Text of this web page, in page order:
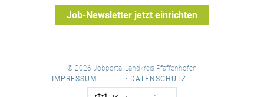
Job-Newsletter jetzt einrichten
© 2026 Jobportal Landkreis Pfaffenhofen
IMPRESSUM
· DATENSCHUTZ